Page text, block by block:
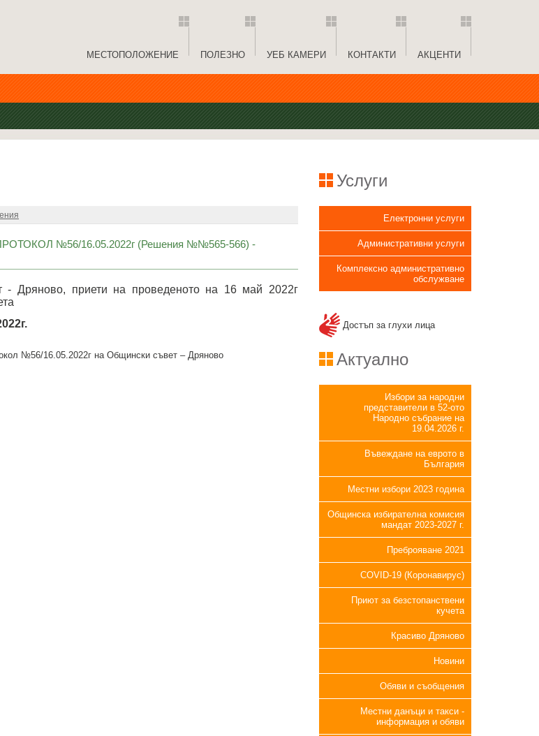
МЕСТОПОЛОЖЕНИЕ ПОЛЕЗНО УЕБ КАМЕРИ КОНТАКТИ АКЦЕНТИ
№56/16.05.2022г (Решения №№565-566) -
Дряново, приети на проведеното на 16 май 2022г
№56/16.05.2022г на Общински съвет – Дряново
Услуги
Електронни услуги
Административни услуги
Комплексно административно
обслужване
Достъп за глухи лица
Актуално
Избори за народни
представители в 52-ото
Народно събрание на
19.04.2026 г.
Въвеждане на еврото в
България
Местни избори 2023 година
Общинска избирателна комисия
мандат 2023-2027 г.
Преброяване 2021
COVID-19 (Коронавирус)
Приют за безстопанствени
кучета
Красиво Дряново
Новини
Обяви и съобщения
Местни данъци и такси -
информация и обяви